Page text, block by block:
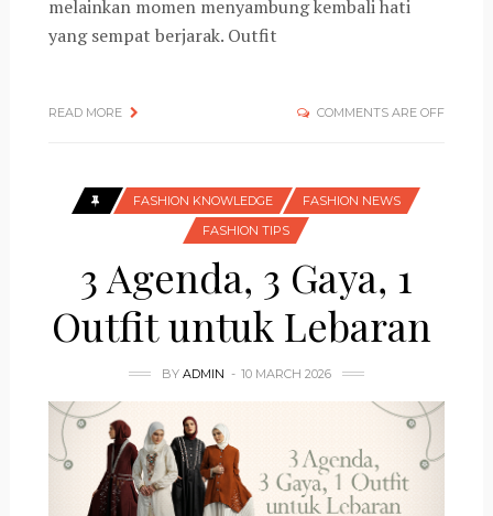
melainkan momen menyambung kembali hati
yang sempat berjarak. Outfit
READ MORE COMMENTS ARE OFF
FASHION KNOWLEDGE
FASHION NEWS
FASHION TIPS
3 Agenda, 3 Gaya, 1
Outfit untuk Lebaran
BY ADMIN 10 MARCH 2026